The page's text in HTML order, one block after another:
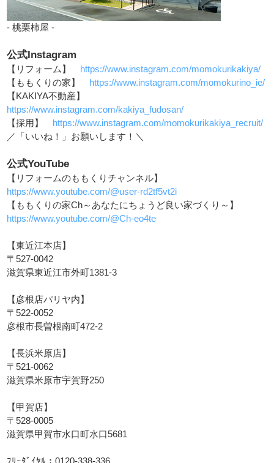
- 桃栗柿屋 -
公式Instagram
【リフォーム】
https://www.instagram.com/momokurikakiya/
【ももくりの家】
https://www.instagram.com/momokurino_ie/
【KAKIYA不動産】
https://www.instagram.com/kakiya_fudosan/
【採用】
https://www.instagram.com/momokurikakiya_recruit/
／「いいね！」お願いします！＼
公式YouTube
【リフォームのももくりチャンネル】
https://www.youtube.com/@user-rd2tf5vt2i
【ももくりの家Ch～あなたにちょうど良い家づくり～】
https://www.youtube.com/@Ch-eo4te
【東近江本店】
〒527-0042
滋賀県東近江市外町1381-3
【彦根店パリヤ内】
〒522-0052
彦根市長曽根南町472-2
【長浜米原店】
〒521-0062
滋賀県米原市宇賀野250
【甲賀店】
〒528-0005
滋賀県甲賀市水口町水口5681
ﾌﾘｰﾀﾞｲﾔﾙ：0120-338-336